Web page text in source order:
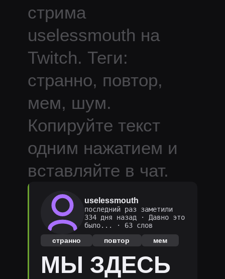
стрима
uselessmouth на
Twitch. Теги:
странно, повтор,
мем, шум.
Копируйте текст
одним нажатием и
вставляйте в чат.
uselessmouth
последний раз заметили
334 дня назад ·
Давно это
было...
· 63 слов
странно
повтор мем
МЫ ЗДЕСЬ